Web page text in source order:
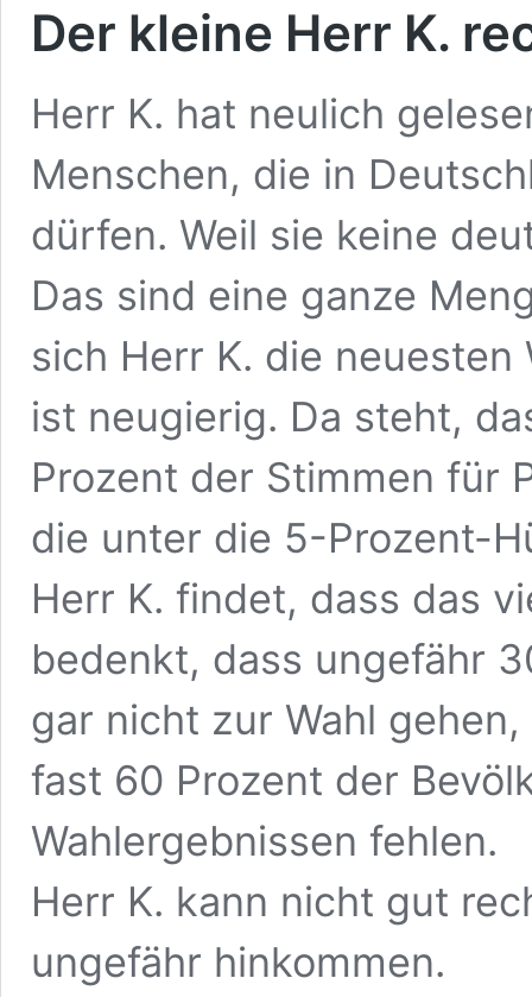
Der kleine Herr K.
Herr K. hat neulich
Menschen, die in
dürfen. Weil sie keine
Das sind eine ganze
sich Herr K. die neuesten
ist neugierig. Da steht,
Prozent der Stimmen für
die unter die 5-Prozent-
Herr K. findet, dass das
bedenkt, dass ungefähr
gar nicht zur Wahl
fast 60 Prozent der
Wahlergebnissen fehlen.
Herr K. kann nicht gut
ungefähr hinkommen.